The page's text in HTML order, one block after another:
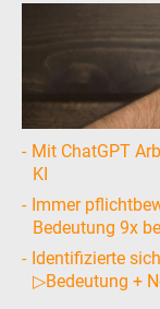
Mit ChatGPT
KI
Immer
Bedeutung 9x
Identifizierte
▷Bedeutung +